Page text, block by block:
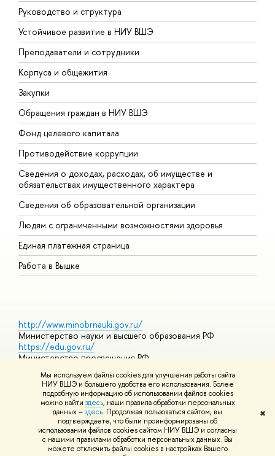
Мы используем файлы cookies для улучшения работы сайта
НИУ ВШЭ и большего удобства его использования. Более
подробную информацию об использовании файлов cookies
можно найти здесь, наши правила обработки персональных
данных –здесь. Продолжая пользоваться сайтом, вы
подтверждаете, что были проинформированы об
использовании файлов cookies сайтом НИУ ВШЭ и согласны
с нашими правилами обработки персональных данных. Вы
можете отключить файлы cookies в настройках Вашего
✖
Руководство и структура
Устойчивое развитие в НИУ ВШЭ
Преподаватели и сотрудники
Корпуса и общежития
Закупки
Обращения граждан в НИУ ВШЭ
Фонд целевого капитала
Противодействие коррупции
Сведения о доходах, расходах, об имуществе и
обязательствах имущественного характера
Сведения об образовательной организации
Людям с ограниченными возможностями здоровья
Единая платежная страница
Работа в Вышке
http://www.minobrnauki.gov.ru/
Министерство науки и высшего образования РФ
https://edu.gov.ru/
Министерство просвещения РФ
https://elearning.hse.ru/mooc
Массовые открытые онлайн-курсы
© НИУ ВШЭ 1993–2026 Адреса и контактыУсловия
использования материалов Политика конфиденциальности
Шрифты HSE Sans и HSE Slab разработаны вШколе дизайна НИУ